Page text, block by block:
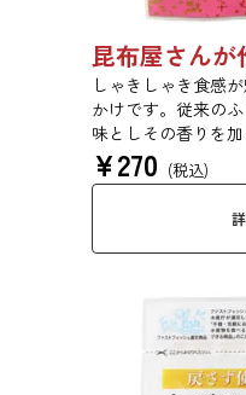
しゃきしゃき食感
かけです。従来の
味としその香りを
産を使用し、梅は
ます。梅干しらし
¥270 (税込)